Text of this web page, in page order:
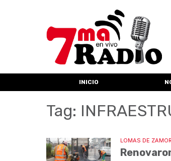
INICIO
Tag:
LOMAS DE